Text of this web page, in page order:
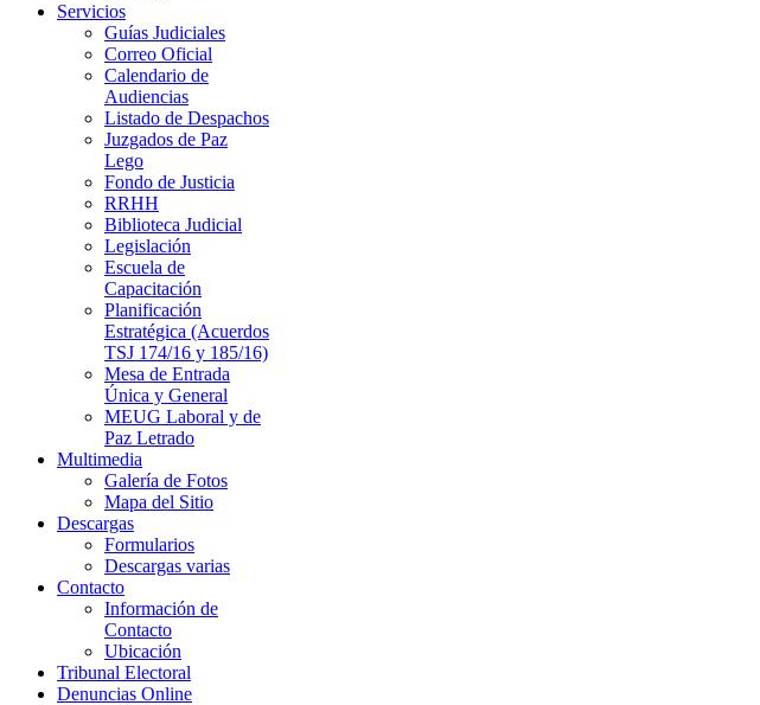
Servicios
Guías Judiciales
Correo Oficial
Calendario de
Audiencias
Listado de Despachos
Juzgados de Paz
Lego
Fondo de Justicia
RRHH
Biblioteca Judicial
Legislación
Escuela de
Capacitación
Planificación
Estratégica (Acuerdos
TSJ 174/16 y 185/16)
Mesa de Entrada
Única y General
MEUG Laboral y de
Paz Letrado
Multimedia
Galería de Fotos
Mapa del Sitio
Descargas
Formularios
Descargas varias
Contacto
Información de
Contacto
Ubicación
Tribunal Electoral
Denuncias Online